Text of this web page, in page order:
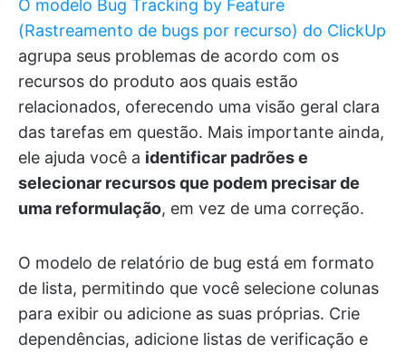
O modelo Bug Tracking by Feature
(Rastreamento de bugs por recurso) do ClickUp
agrupa seus problemas de acordo com os
recursos do produto aos quais estão
relacionados, oferecendo uma visão geral clara
das tarefas em questão. Mais importante ainda,
ele ajuda você a identificar padrões e
selecionar recursos que podem precisar de
uma reformulação, em vez de uma correção.
O modelo de relatório de bug está em formato
de lista, permitindo que você selecione colunas
para exibir ou adicione as suas próprias. Crie
dependências, adicione listas de verificação e